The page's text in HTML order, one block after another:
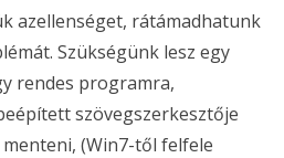
azellenséget, rátámadhatunk
Szükségünk lesz egy
rendes programra,
szövegszerkesztője
(Win7-től felfele